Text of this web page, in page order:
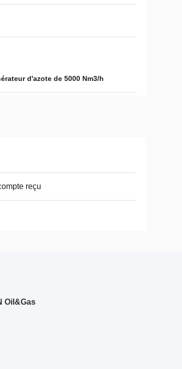
d'azote de 5000 Nm3/h
reçu
Oil&Gas